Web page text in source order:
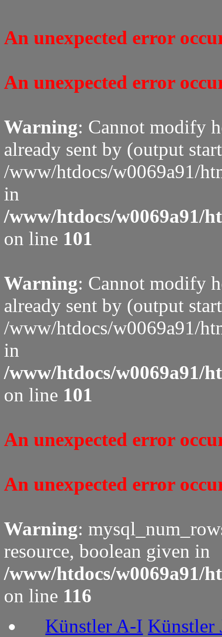
An unexpected error
An unexpected error
Warning: Cannot modify
already sent by (output
/www/htdocs/w0069a91/
in
/www/htdocs/w0069a91/
on line 101
Warning: Cannot modify
already sent by (output
/www/htdocs/w0069a91/
in
/www/htdocs/w0069a91/
on line 101
An unexpected error
An unexpected error
Warning:
resource, boolean given in
/www/htdocs/w0069a91/
on line 116
Künstler A-I Künstler